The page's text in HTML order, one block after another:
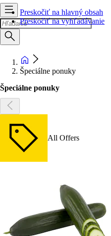
Preskočiť na hlavný obsah
Preskočiť na vyhľadávanie
Špeciálne ponuky
Špeciálne ponuky
All Offers